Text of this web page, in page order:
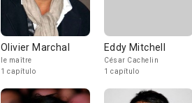
Olivier Marchal
le maître
1 capítulo
Eddy Mitchell
César Cachelin
1 capítulo